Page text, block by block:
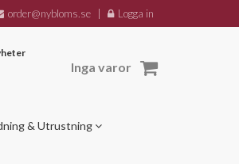
order@nybloms.se Logga in
Inga varor
& Utrustning